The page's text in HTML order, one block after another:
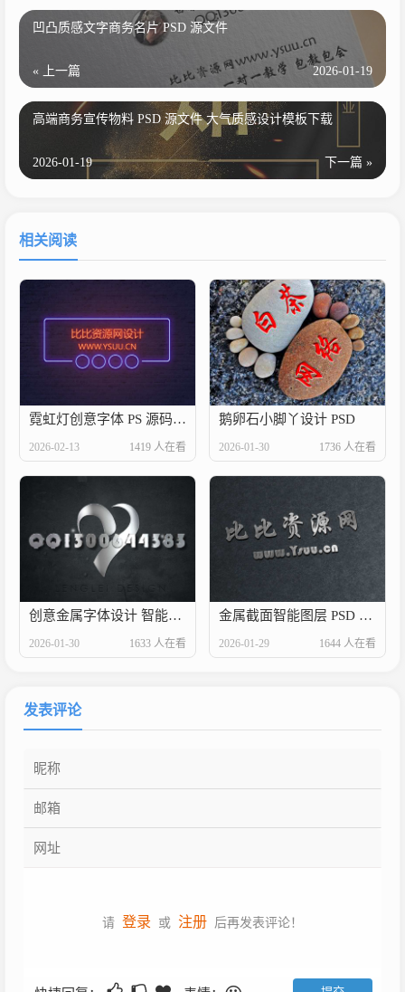
凹凸质感文字商务名片 PSD 源文件
« 上一篇 2026-01-19
高端商务宣传物料 PSD 源文件 大气质感设计模板下载
下一篇 »
2026-01-19
相关阅读
霓虹灯创意字体 PS 源码 资料卡背景
2026-02-13 1419 人在看
鹅卵石小脚丫设计 PSD
2026-01-30 1736 人在看
创意金属字体设计 智能图层一键替换可做资料卡背景
2026-01-30 1633 人在看
金属截面智能图层 PSD 新版二改原创下载
2026-01-29 1644 人在看
发表评论
请 登录 或 注册 后再发表评论！